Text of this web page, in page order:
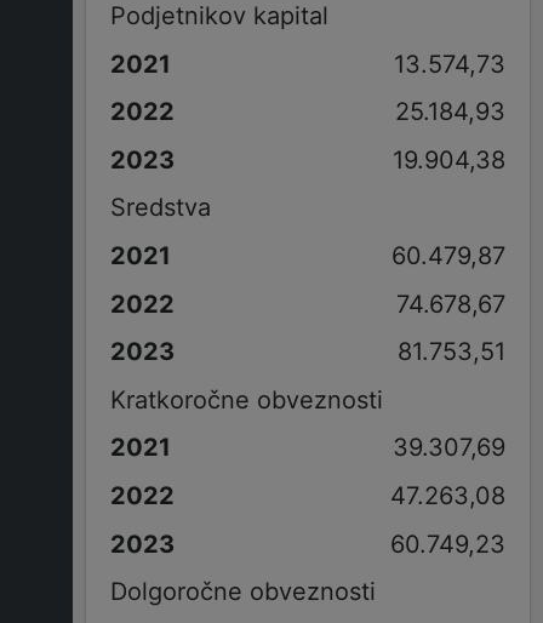
Podjetnikov kapital
13.574,73
25.184,93
19.904,38
Sredstva
60.479,87
74.678,67
81.753,51
Kratkoročne obveznosti
39.307,69
47.263,08
60.749,23
Dolgoročne obveznosti